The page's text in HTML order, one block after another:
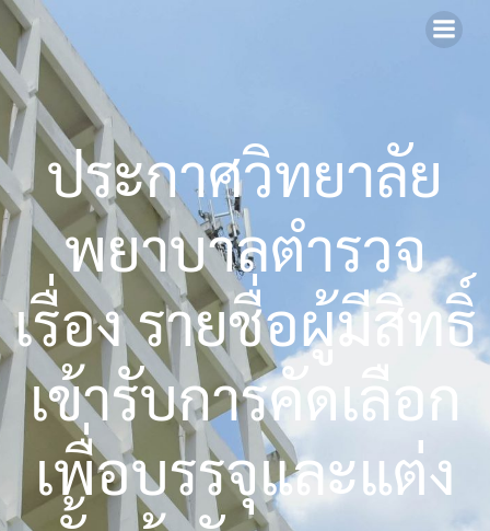
ประกาศวิทยาลัย
พยาบาลตำรวจ
เรื่อง รายชื่อผู้มีสิทธิ์
เข้ารับการคัดเลือก
เพื่อบรรจุและแต่ง